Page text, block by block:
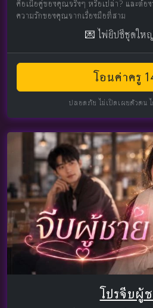
คือเนื้อคู่ของคุณจริงๆ หรือเปล่า? และต้อง
ความรักของคุณจากเรื่องมือที่สาม
💌 ไพ่ยิปซีชุดให
โอนค่าครู
ปลอดภัย ไม่เปิดเผยตัวตน
โปรจีบผู้